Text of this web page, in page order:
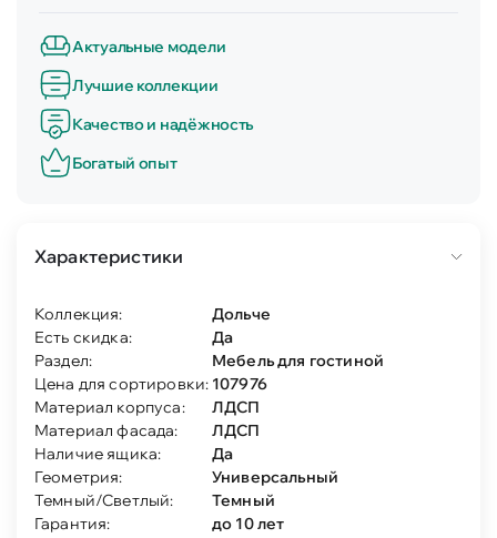
Актуальные модели
Лучшие коллекции
Качество и надёжность
Богатый опыт
Характеристики
Коллекция:
Дольче
Есть скидка:
Да
Раздел:
Мебель для гостиной
Цена для сортировки: 107976
Материал корпуса:
ЛДСП
Материал фасада:
ЛДСП
Наличие ящика:
Да
Геометрия:
Универсальный
Темный/Светлый:
Темный
Гарантия:
до 10 лет